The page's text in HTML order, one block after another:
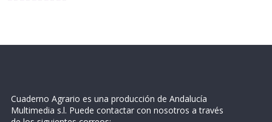
Cuaderno Agrario es una producción de Andalucía
Multimedia s.l. Puede contactar con nosotros a través